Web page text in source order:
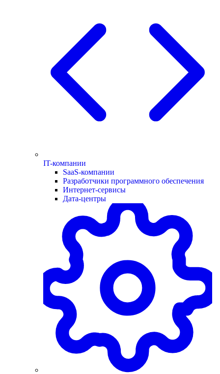
IT-компании
SaaS-компании
Разработчики программного обеспечения
Интернет-сервисы
Дата-центры